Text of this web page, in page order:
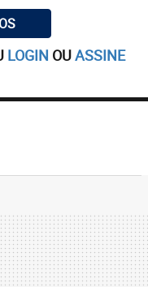
LOGIN OUASSINE